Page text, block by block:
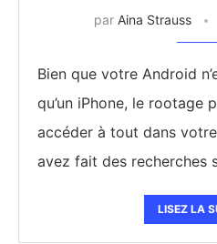
par Aina Strauss
Bien que votre Android
qu’un iPhone, le rootage
accéder à tout dans
avez fait des recherches
LISEZ LA